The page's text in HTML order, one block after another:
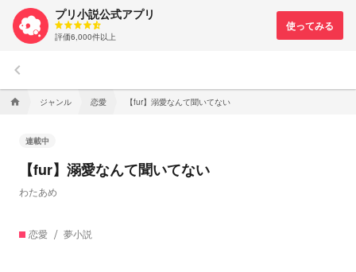
プリ小説公式アプリ
評価6,000件以上
keyboard_arrow_left
home ジャンル 恋愛 【fur】溺愛なんて聞いてない
連載中
【fur】溺愛なんて聞いてない
わたあめ
恋愛 夢小説